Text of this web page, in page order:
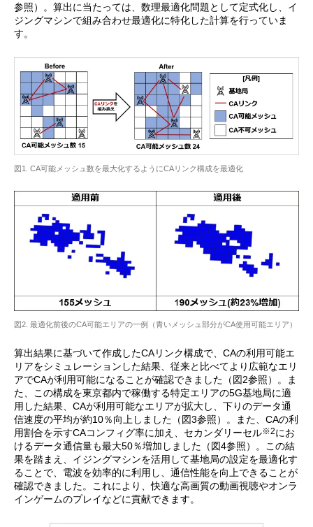
参照）。算出に当たっては、数理最適化問題として定式化し、イ
ジングマシンで組み合わせ最適化に特化した計算を行っていま
す。
図1. CA可能メッシュ数を最大化するようにCAリンク構成を最適化
図2. 最適化前後のCA可能エリアの一例（青いメッシュ部分がCA使用可能エリア）
算出結果に基づいて作成したCAリンク構成で、CAの利用可能エ
リアをシミュレーションした結果、従来と比べてより広範なエリ
アでCAが利用可能になることが確認できました（図2参照）。ま
た、この構成を東京都内で稼働する特定エリアの5G基地局に適
用した結果、CAが利用可能なエリアが拡大し、下りのデータ通
信速度の平均が約10％向上しました（図3参照）。また、CAの利
用割合を示すCAコンフィグ率に加え、セカンダリーセル※2にお
けるデータ通信量も最大50％増加しました（図4参照）。この結
果を踏まえ、イジングマシンを活用して基地局の設定を最適化す
ることで、電波を効率的に利用し、通信性能を向上できることが
確認できました。これにより、快適な高画質の動画視聴やオンラ
インゲームのプレイなどに貢献できます。